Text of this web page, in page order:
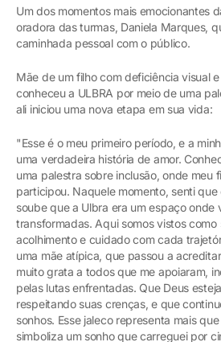
Um dos momentos mais emocionantes
oradora das turmas, Daniela Marques,
caminhada pessoal com o público.
Mãe de um filho com deficiência visual
conheceu a ULBRA por meio de uma
ali iniciou uma nova etapa em sua vida:
"Esse é o meu primeiro período, e a
uma verdadeira história de amor.
uma palestra sobre inclusão, onde meu
participou. Naquele momento, senti que
soube que a Ulbra era um espaço onde
transformadas. Aqui somos vistos como
acolhimento e cuidado com cada
uma mãe atípica, que passou a
muito grata a todos que me apoiaram,
pelas lutas enfrentadas. Que Deus
respeitando suas crenças, e que
sonhos. Esse jaleco representa mais
simboliza um sonho que carreguei por